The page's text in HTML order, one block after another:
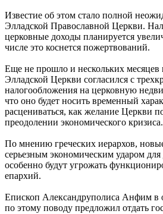
Известие об этом стало полной
Элладской Православной Церкви.
церковные доходы планируется
числе это коснется пожертвований.
Еще не прошло и нескольких месяцев
Элладской Церкви согласился с
налогообложения на церковную
что оно будет носить временный
расцениваться, как желание Церкви
преодолении экономического кризиса.
По мнению греческих иерархов,
серьезным экономическим ударом для
особенно будут угрожать
епархий.
Епископ Александруполиса Анфим в
по этому поводу предложил отдать